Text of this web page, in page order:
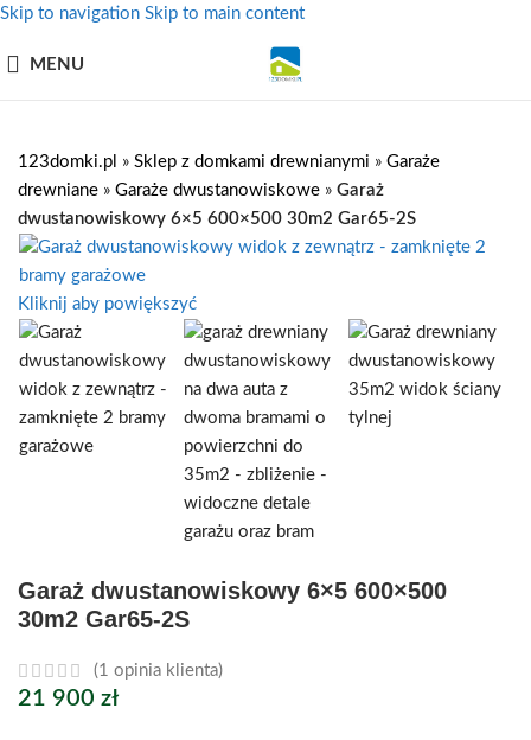
Skip to navigation Skip to main content
MENU
123domki.pl » Sklep z domkami drewnianymi » Garaże
drewniane » Garaże dwustanowiskowe » Garaż
dwustanowiskowy 6×5 600×500 30m2 Gar65-2S
Kliknij aby powiększyć
Garaż dwustanowiskowy 6×5 600×500
30m2 Gar65-2S
(1 opinia klienta)
21 900 zł